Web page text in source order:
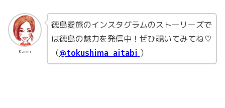
Kaori
徳島愛旅のインスタグラムのストーリーズで
は徳島の魅力を発信中！ぜひ覗いてみてね♡
（@tokushima_aitabi ）